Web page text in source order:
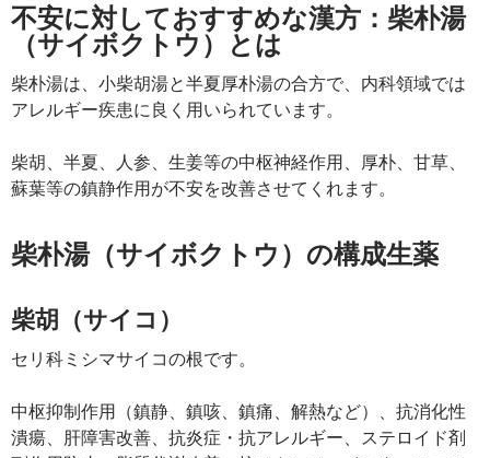
不安に対しておすすめな漢方：柴朴湯
（サイボクトウ）とは
柴朴湯は、小柴胡湯と半夏厚朴湯の合方で、内科領域では
アレルギー疾患に良く用いられています。
柴胡、半夏、人参、生姜等の中枢神経作用、厚朴、甘草、
蘇葉等の鎮静作用が不安を改善させてくれます。
柴朴湯（サイボクトウ）の構成生薬
柴胡（サイコ）
セリ科ミシマサイコの根です。
中枢抑制作用（鎮静、鎮咳、鎮痛、解熱など）、抗消化性
潰瘍、肝障害改善、抗炎症・抗アレルギー、ステロイド剤